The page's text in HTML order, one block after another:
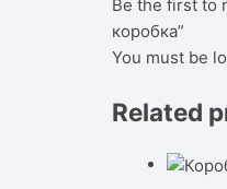
Be the first to
коробка”
You must be
Related